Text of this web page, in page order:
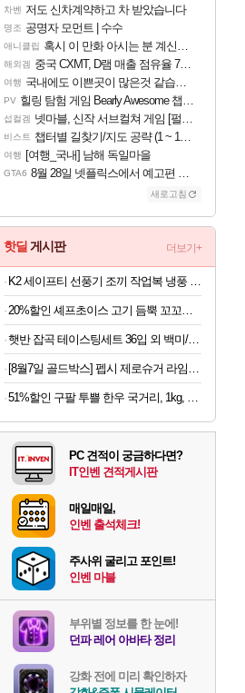
차벤 저도 신차계약하고 차 받았습니다
명조 공명자 모먼트 | 수수
애니클립 혹시 이 만화 아시는 분 계신가요
해외겜 중국 CXMT, D램 매출 점유율 7%…글로벌 4위로 부상
여행 국내에도 이쁜곳이 많은것 같습니다
PV 힐링 탐험 게임 Bearly Awesome 챕터 1 트레일러
섭컬겜 넷마블, 신작 서브컬쳐 게임 [펄 인 블루] 티저 사이트 오픈
비스트 챕터별 길찾기/지도 공략 (1 ~ 12장)
여행 [여행_국내] 남해 독일마을
GTA6 8월 28일 넷플릭스에서 예고편 공개 예정
새로고침
핫딜 게시판 더보기+
햇반 잡곡 테이스팅세트 36입 외 백미/잡곡 36개,24개 실속구성
51%할인 구팔 투쁠 한우 국거리, 1kg, 1개
PC 견적이 궁금하다면?
IT인벤 견적게시판
매일매일,
인벤 출석체크!
주사위 굴리고 포인트!
인벤 마블
부위별 정보를 한 눈에!
던파 레어 아바타 정리
강화 전에 미리 확인하자